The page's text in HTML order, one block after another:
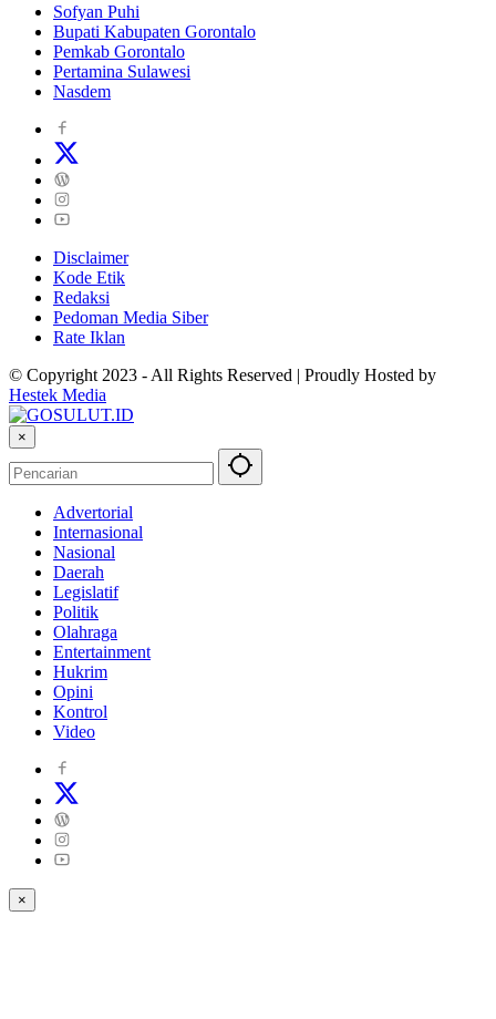
Sofyan Puhi
Bupati Kabupaten Gorontalo
Pemkab Gorontalo
Pertamina Sulawesi
Nasdem
Disclaimer
Kode Etik
Redaksi
Pedoman Media Siber
Rate Iklan
© Copyright 2023 - All Rights Reserved | Proudly Hosted by
Hestek Media
×
Advertorial
Internasional
Nasional
Daerah
Legislatif
Politik
Olahraga
Entertainment
Hukrim
Opini
Kontrol
Video
×